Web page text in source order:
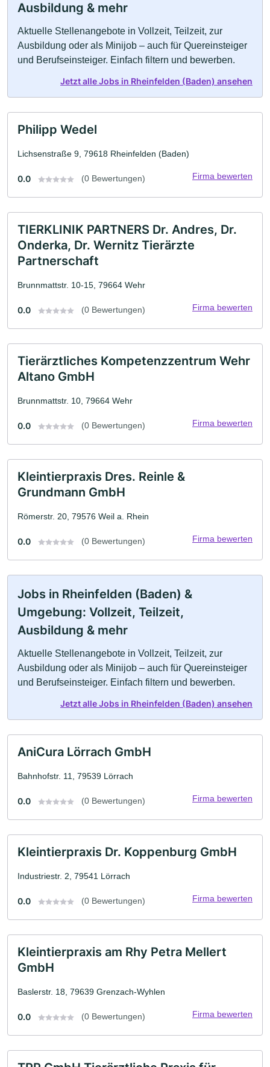
Ausbildung & mehr
Aktuelle Stellenangebote in Vollzeit, Teilzeit, zur
Ausbildung oder als Minijob – auch für Quereinsteiger
und Berufseinsteiger. Einfach filtern und bewerben.
Jetzt alle Jobs in Rheinfelden (Baden) ansehen
Philipp Wedel
Lichsenstraße 9, 79618 Rheinfelden (Baden)
0.0 (0 Bewertungen) Firma bewerten
TIERKLINIK PARTNERS Dr. Andres, Dr.
Onderka, Dr. Wernitz Tierärzte
Partnerschaft
Brunnmattstr. 10-15, 79664 Wehr
0.0 (0 Bewertungen) Firma bewerten
Tierärztliches Kompetenzzentrum Wehr
Altano GmbH
Brunnmattstr. 10, 79664 Wehr
0.0 (0 Bewertungen) Firma bewerten
Kleintierpraxis Dres. Reinle &
Grundmann GmbH
Römerstr. 20, 79576 Weil a. Rhein
0.0 (0 Bewertungen) Firma bewerten
Jobs in Rheinfelden (Baden) &
Umgebung: Vollzeit, Teilzeit,
Ausbildung & mehr
Aktuelle Stellenangebote in Vollzeit, Teilzeit, zur
Ausbildung oder als Minijob – auch für Quereinsteiger
und Berufseinsteiger. Einfach filtern und bewerben.
Jetzt alle Jobs in Rheinfelden (Baden) ansehen
AniCura Lörrach GmbH
Bahnhofstr. 11, 79539 Lörrach
0.0 (0 Bewertungen) Firma bewerten
Kleintierpraxis Dr. Koppenburg GmbH
Industriestr. 2, 79541 Lörrach
0.0 (0 Bewertungen) Firma bewerten
Kleintierpraxis am Rhy Petra Mellert
GmbH
Baslerstr. 18, 79639 Grenzach-Wyhlen
0.0 (0 Bewertungen) Firma bewerten